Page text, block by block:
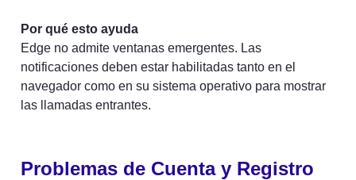
Por qué esto ayuda
Edge no admite ventanas emergentes. Las
notificaciones deben estar habilitadas tanto en el
navegador como en su sistema operativo para mostrar
las llamadas entrantes.
Problemas de Cuenta y Registro